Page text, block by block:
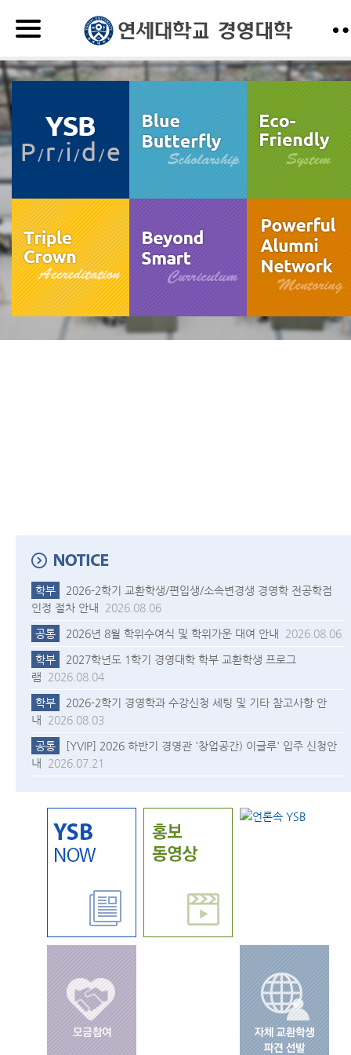
학부
2026-2학기 교환학생/편입생/소속변경생 경영학 전공학점
인정 절차 안내 2026.08.06
공통 2026년 8월 학위수여식 및 학위가운 대여 안내 2026.08.06
학부
2027학년도 1학기 경영대학 학부 교환학생 프로그
램 2026.08.04
학부
2026-2학기 경영학과 수강신청 세팅 및 기타 참고사항 안
내 2026.08.03
공통
[YVIP] 2026 하반기 경영관 '창업공간) 이글루' 입주 신청안
내 2026.07.21